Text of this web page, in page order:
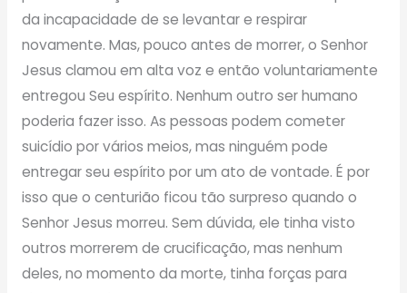
da incapacidade de se levantar e respirar
novamente. Mas, pouco antes de morrer, o Senhor
Jesus clamou em alta voz e então voluntariamente
entregou Seu espírito. Nenhum outro ser humano
poderia fazer isso. As pessoas podem cometer
suicídio por vários meios, mas ninguém pode
entregar seu espírito por um ato de vontade. É por
isso que o centurião ficou tão surpreso quando o
Senhor Jesus morreu. Sem dúvida, ele tinha visto
outros morrerem de crucificação, mas nenhum
deles, no momento da morte, tinha forças para